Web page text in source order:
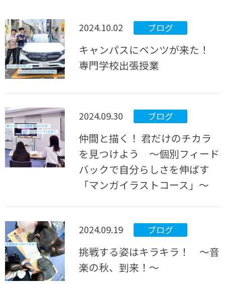
2024.10.02 ブログ
キャンパスにベンツが来た！
専門学校出張授業
2024.09.30 ブログ
仲間と描く！ 君だけのチカラ
を見つけよう 〜個別フィード
バックで自分らしさを伸ばす
「マンガイラストコース」〜
2024.09.19 ブログ
挑戦する姿はキラキラ！ ～音
楽の秋、到来！～